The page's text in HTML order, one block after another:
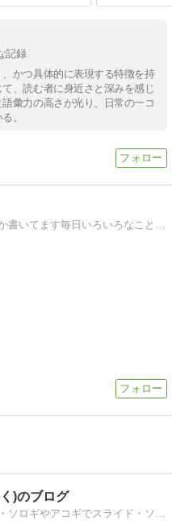
記録
かつ具体的に表現する特徴を持
、読む者に身近さと深みを感じ
彙力の高さが光り、日常の一コ
。
気になっていること、ドラマとか書いてます毎日いろいろなこと！ドラマ以外にも、その日、気になったこと書いてます
)のブログ
エレキでのフィンガースタイル・ソロギやアコギでスライド・ソロギを中心に弾いてます。ギターや音楽のネタ、及び雑談等書いております。